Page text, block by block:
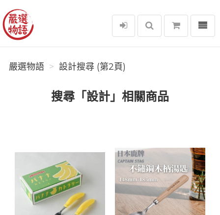
嚴選物語
選單
嚴選物語 設計搜尋 (第2頁)
搜尋「設計」相關商品